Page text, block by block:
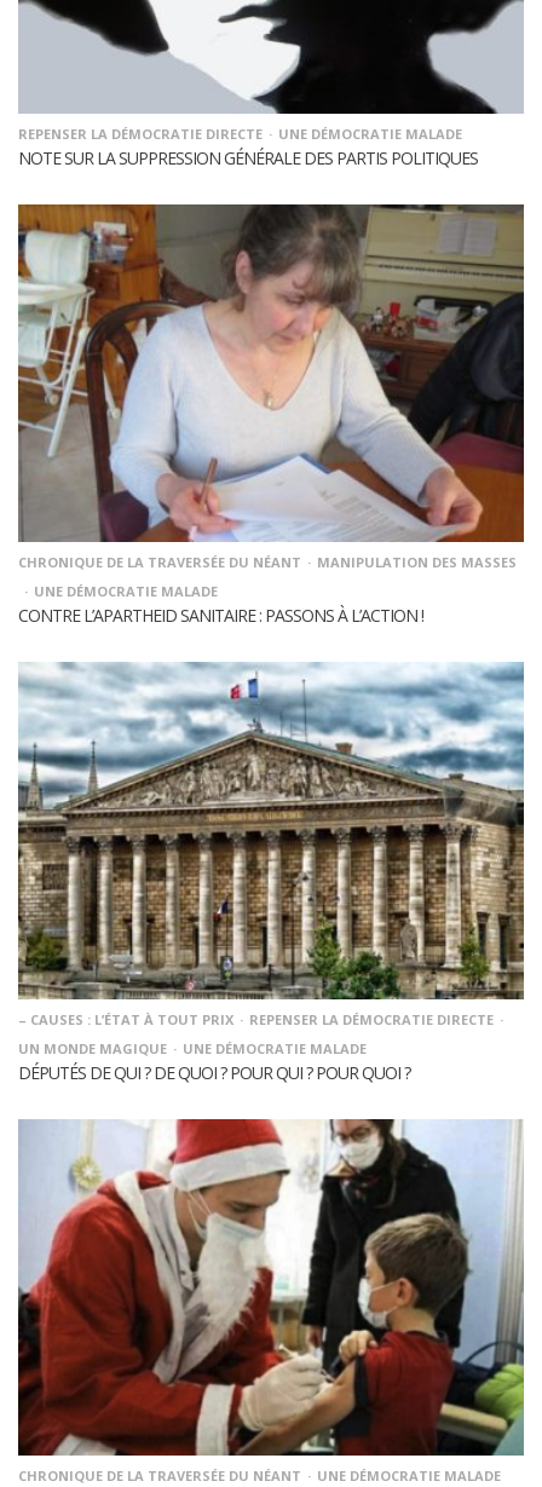
REPENSER LA DÉMOCRATIE DIRECTE UNE DÉMOCRATIE MALADE
NOTE SUR LA SUPPRESSION GÉNÉRALE DES PARTIS POLITIQUES
CHRONIQUE DE LA TRAVERSÉE DU NÉANT
MANIPULATION DES MASSES
UNE DÉMOCRATIE MALADE
CONTRE L’APARTHEID SANITAIRE : PASSONS À L’ACTION !
– CAUSES : L’ÉTAT À TOUT PRIX
REPENSER LA DÉMOCRATIE DIRECTE
UN MONDE MAGIQUE
UNE DÉMOCRATIE MALADE
DÉPUTÉS DE QUI ? DE QUOI ? POUR QUI ? POUR QUOI ?
CHRONIQUE DE LA TRAVERSÉE DU NÉANT UNE DÉMOCRATIE MALADE